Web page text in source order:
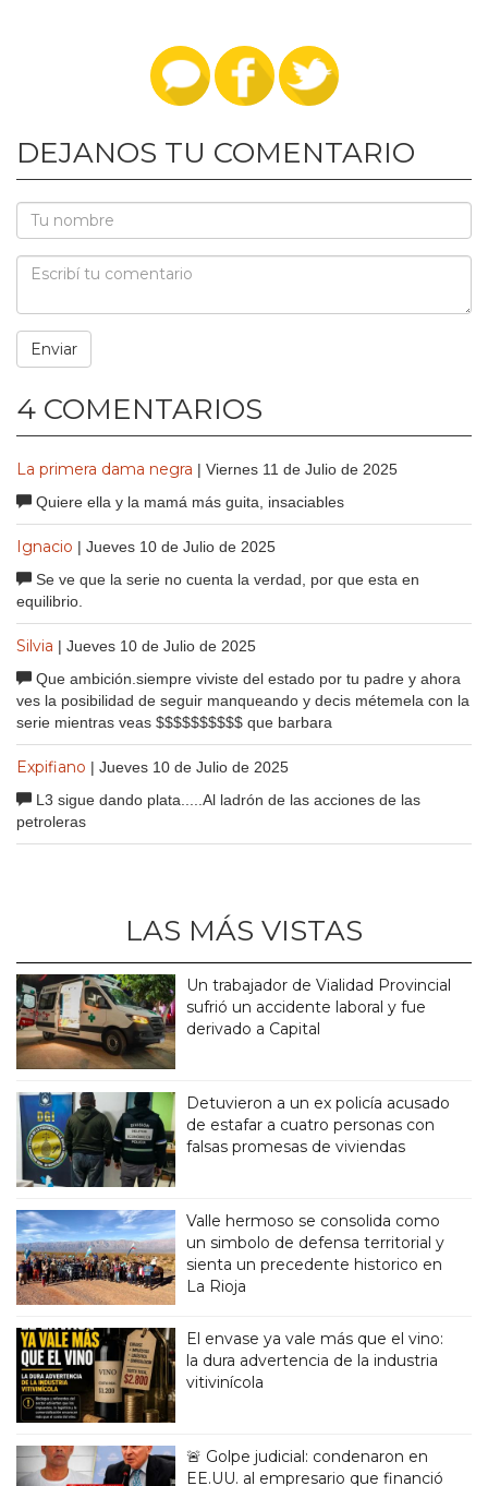
DEJANOS TU COMENTARIO
4 COMENTARIOS
La primera dama negra | Viernes 11 de Julio de 2025
Quiere ella y la mamá más guita, insaciables
Ignacio | Jueves 10 de Julio de 2025
Se ve que la serie no cuenta la verdad, por que esta en
equilibrio.
Silvia | Jueves 10 de Julio de 2025
Que ambición.siempre viviste del estado por tu padre y ahora
ves la posibilidad de seguir manqueando y decis métemela con la
serie mientras veas $$$$$$$$$$ que barbara
Expifiano | Jueves 10 de Julio de 2025
L3 sigue dando plata.....Al ladrón de las acciones de las
petroleras
LAS MÁS VISTAS
Un trabajador de Vialidad Provincial
sufrió un accidente laboral y fue
derivado a Capital
Detuvieron a un ex policía acusado
de estafar a cuatro personas con
falsas promesas de viviendas
Valle hermoso se consolida como
un simbolo de defensa territorial y
sienta un precedente historico en
La Rioja
El envase ya vale más que el vino:
la dura advertencia de la industria
vitivinícola
🚨 Golpe judicial: condenaron en
EE.UU. al empresario que financió